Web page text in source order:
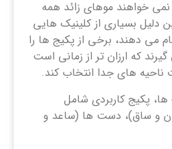
نمی خواهند موهای زائد همه
دلیل بسیاری از کلینیک هایی
می دهند، برخی از پکیج ها را
که ارزان تر از زمانی است
های جدا انتخاب کند.
ها، پکیج کاربردی شامل
و ساق)، دست ها (ساعد و